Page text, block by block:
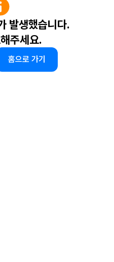
발생했습니다.
주세요.
홈으로 가기